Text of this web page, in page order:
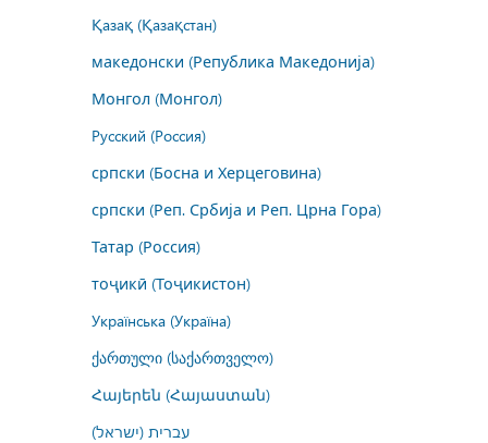
Қазақ (Қазақстан)
македонски (Република Македонија)
Монгол (Монгол)
Русский (Россия)
српски (Босна и Херцеговина)
српски (Реп. Србија и Реп. Црна Гора)
Татар (Россия)
тоҷикӣ (Тоҷикистон)
Українська (Україна)
ქართული (საქართველო)
Հայերեն (Հայաստան)
עברית (ישראל)